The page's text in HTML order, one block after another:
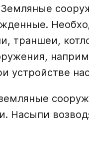
траншеи,
устройстве
Насыпи